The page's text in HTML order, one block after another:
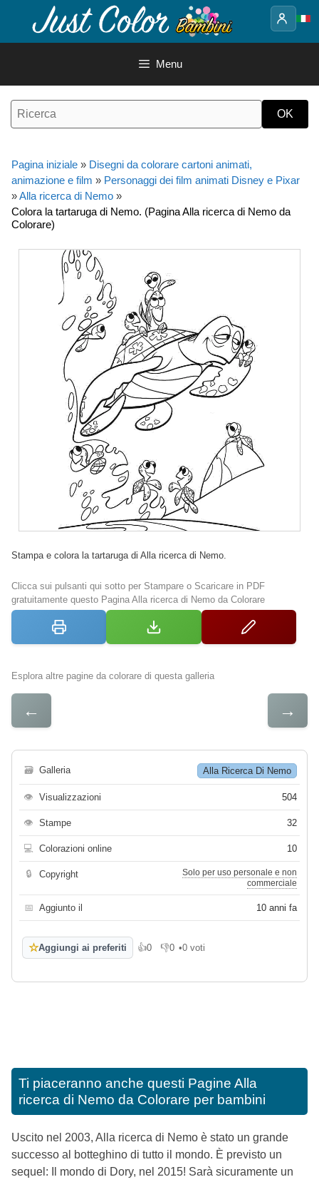
contenuto
Menu
Pagina iniziale » Disegni da colorare cartoni animati,
animazione e film » Personaggi dei film animati Disney e Pixar
»Alla ricerca di Nemo »
Colora la tartaruga di Nemo. (Pagina Alla ricerca di Nemo da
Colorare)
Stampa e colora la tartaruga di Alla ricerca di Nemo.
Clicca sui pulsanti qui sotto per Stampare o Scaricare in PDF
gratuitamente questo Pagina Alla ricerca di Nemo da Colorare
Esplora altre pagine da colorare di questa galleria
← →
🗃 Galleria Alla Ricerca Di Nemo
👁 Visualizzazioni 504
👁 Stampe 32
💻 Colorazioni online 10
🔒 Copyright
Solo per uso personale e non
commerciale
📅 Aggiunto il 10 anni fa
☆Aggiungi ai preferiti 👍0
Mi piace
👎0
Non mi piace
•0 voti
Ti piaceranno anche questi Pagine Alla
ricerca di Nemo da Colorare per bambini
Uscito nel 2003, Alla ricerca di Nemo è stato un grande
successo al botteghino di tutto il mondo. È previsto un
sequel: Il mondo di Dory, nel 2015! Sarà sicuramente un